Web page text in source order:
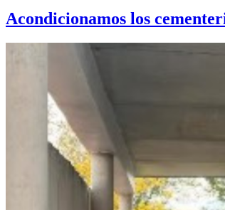
Acondicionamos los